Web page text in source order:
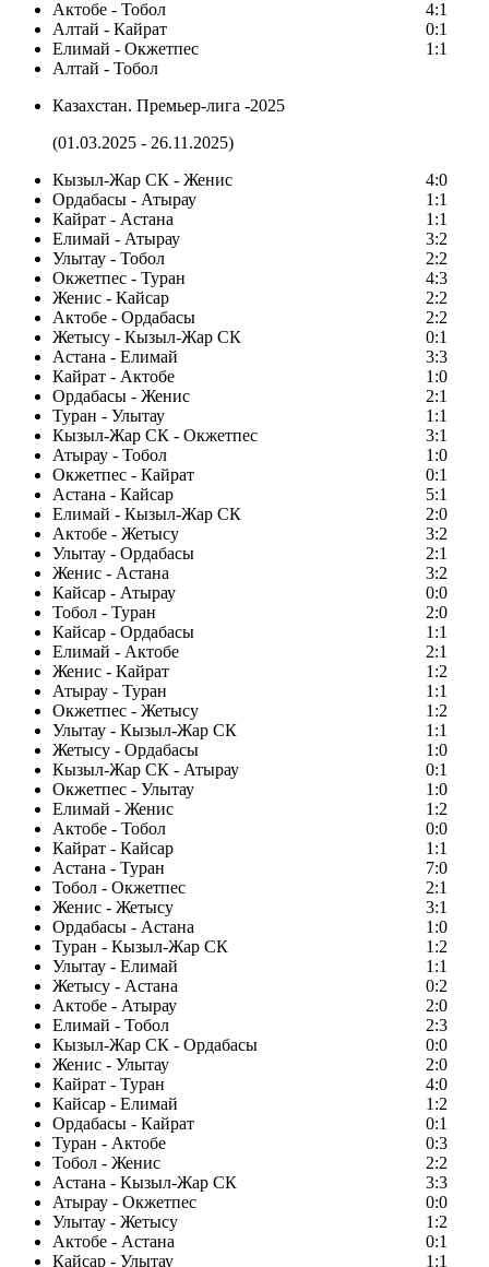
Актобе - Тобол
4:1
Алтай - Кайрат
0:1
Елимай - Окжетпес
1:1
Алтай - Тобол
Казахстан. Премьер-лига -2025
(01.03.2025 - 26.11.2025)
Кызыл-Жар СК - Женис
4:0
Ордабасы - Атырау
1:1
Кайрат - Астана
1:1
Елимай - Атырау
3:2
Улытау - Тобол
2:2
Окжетпес - Туран
4:3
Женис - Кайсар
2:2
Актобе - Ордабасы
2:2
Жетысу - Кызыл-Жар СК
0:1
Астана - Елимай
3:3
Кайрат - Актобе
1:0
Ордабасы - Женис
2:1
Туран - Улытау
1:1
Кызыл-Жар СК - Окжетпес
3:1
Атырау - Тобол
1:0
Окжетпес - Кайрат
0:1
Астана - Кайсар
5:1
Елимай - Кызыл-Жар СК
2:0
Актобе - Жетысу
3:2
Улытау - Ордабасы
2:1
Женис - Астана
3:2
Кайсар - Атырау
0:0
Тобол - Туран
2:0
Кайсар - Ордабасы
1:1
Елимай - Актобе
2:1
Женис - Кайрат
1:2
Атырау - Туран
1:1
Окжетпес - Жетысу
1:2
Улытау - Кызыл-Жар СК
1:1
Жетысу - Ордабасы
1:0
Кызыл-Жар СК - Атырау
0:1
Окжетпес - Улытау
1:0
Елимай - Женис
1:2
Актобе - Тобол
0:0
Кайрат - Кайсар
1:1
Астана - Туран
7:0
Тобол - Окжетпес
2:1
Женис - Жетысу
3:1
Ордабасы - Астана
1:0
Туран - Кызыл-Жар СК
1:2
Улытау - Елимай
1:1
Жетысу - Астана
0:2
Актобе - Атырау
2:0
Елимай - Тобол
2:3
Кызыл-Жар СК - Ордабасы
0:0
Женис - Улытау
2:0
Кайрат - Туран
4:0
Кайсар - Елимай
1:2
Ордабасы - Кайрат
0:1
Туран - Актобе
0:3
Тобол - Женис
2:2
Астана - Кызыл-Жар СК
3:3
Атырау - Окжетпес
0:0
Улытау - Жетысу
1:2
Актобе - Астана
0:1
Кайсар - Улытау
1:1